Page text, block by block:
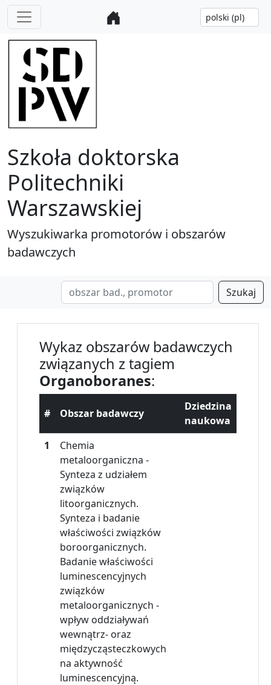
Szkoła doktorska
Politechniki
Warszawskiej
Wyszukiwarka promotorów i obszarów
badawczych
Szukaj
Wykaz obszarów badawczych
związanych z tagiem
Organoboranes:
# Obszar badawczy
Dziedzina
naukowa
1
Chemia
metaloorganiczna -
Synteza z udziałem
związków
litoorganicznych.
Synteza i badanie
właściwości związków
boroorganicznych.
Badanie właściwości
luminescencyjnych
związków
metaloorganicznych -
wpływ oddziaływań
wewnątrz- oraz
międzycząsteczkowych
na aktywność
luminescencyjną.